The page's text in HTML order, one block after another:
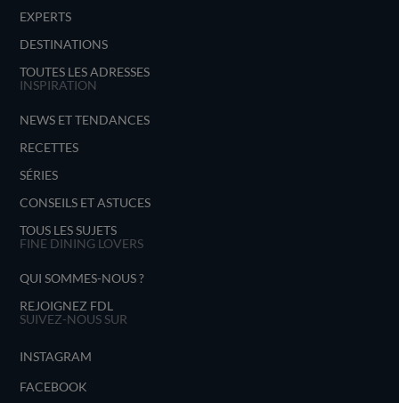
EXPERTS
DESTINATIONS
TOUTES LES ADRESSES
INSPIRATION
NEWS ET TENDANCES
RECETTES
SÉRIES
CONSEILS ET ASTUCES
TOUS LES SUJETS
FINE DINING LOVERS
QUI SOMMES-NOUS ?
REJOIGNEZ FDL
SUIVEZ-NOUS SUR
INSTAGRAM
FACEBOOK